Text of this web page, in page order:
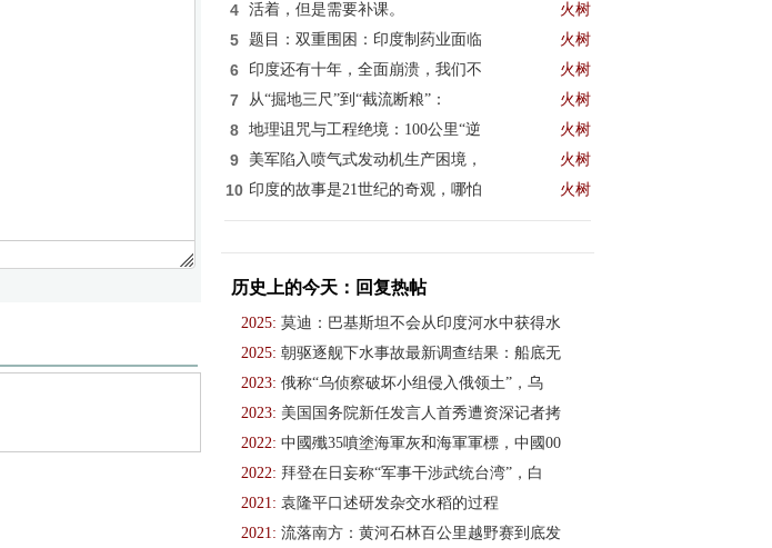
4 活着，但是需要补课。 火树
5 题目：双重围困：印度制药业面临 火树
6 印度还有十年，全面崩溃，我们不 火树
7 从“掘地三尺”到“截流断粮”： 火树
8 地理诅咒与工程绝境：100公里“逆 火树
9 美军陷入喷气式发动机生产困境， 火树
10 印度的故事是21世纪的奇观，哪怕 火树
历史上的今天：回复热帖
2025: 莫迪：巴基斯坦不会从印度河水中获得水
2025: 朝驱逐舰下水事故最新调查结果：船底无
2023: 俄称“乌侦察破坏小组侵入俄领土”，乌
2023: 美国国务院新任发言人首秀遭资深记者拷
2022: 中國殲35噴塗海軍灰和海軍軍標，中國00
2022: 拜登在日妄称“军事干涉武统台湾”，白
2021: 袁隆平口述研发杂交水稻的过程
2021: 流落南方：黄河石林百公里越野赛到底发